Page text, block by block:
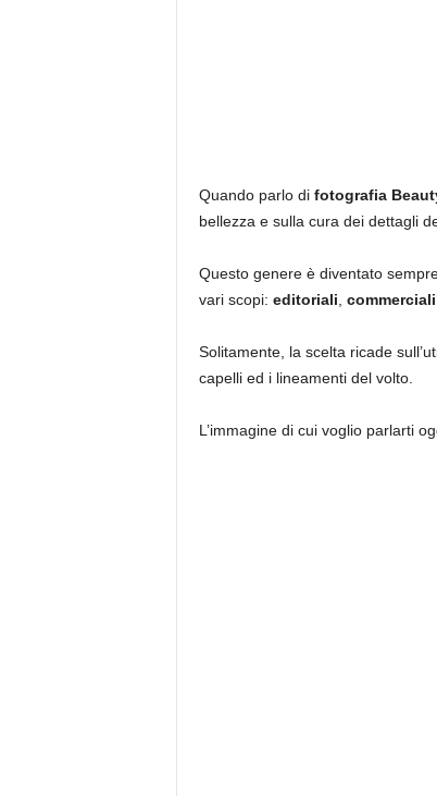
Quando parlo difotografia
bellezza e sulla cura dei dettagli
Questo genere è diventato
vari scopi: editoriali commerciali
Solitamente, la scelta ricade
capelli ed i lineamenti del volto.
L’immagine di cui voglio parlarti